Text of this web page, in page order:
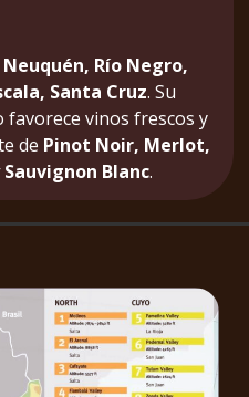
Río Negro,
Santa Cruz. Su
vinos frescos y
de Pinot Noir, Merlot,
Blanc.